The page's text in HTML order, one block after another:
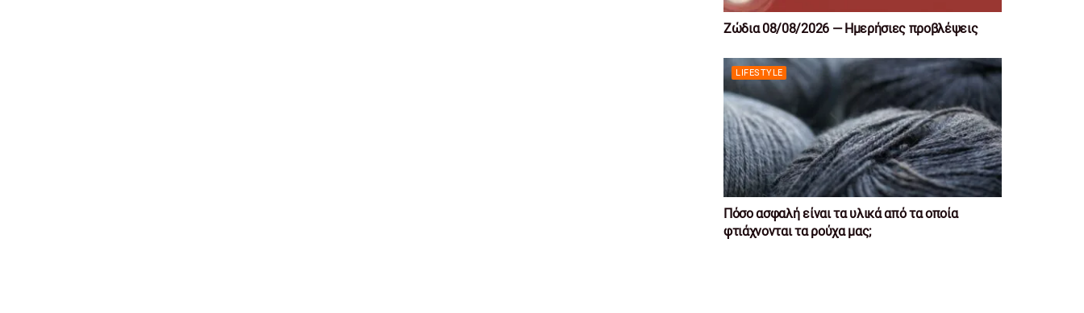
Ζώδια 08/08/2026 — Ημερήσιες προβλέψεις
LIFESTYLE
Πόσο ασφαλή είναι τα υλικά από τα οποία
φτιάχνονται τα ρούχα μας;